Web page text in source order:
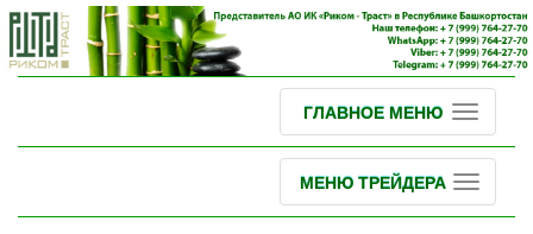
ГЛАВНОЕ МЕНЮ
МЕНЮ ТРЕЙДЕРА